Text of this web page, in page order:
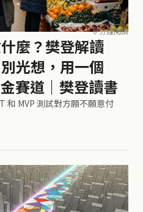
6 分鐘閱讀
麼？樊登解讀
光想，用一個
賽道｜樊登讀書
和 MVP 測試對方願不願意付